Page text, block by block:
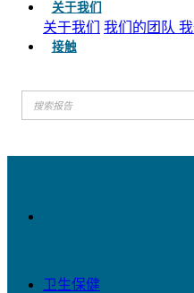
关于我们
关于我们 我们的团队
接触
卫生保健